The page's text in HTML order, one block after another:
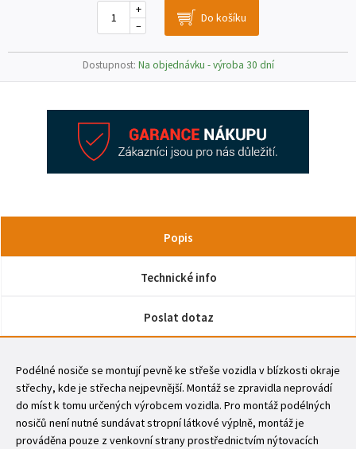
–
+
Dostupnost: Na objednávku - výroba 30 dní
Popis
Technické info
Poslat dotaz
Podélné nosiče se montují pevně ke střeše vozidla v blízkosti okraje
střechy, kde je střecha nejpevnější. Montáž se zpravidla neprovádí
do míst k tomu určených výrobcem vozidla. Pro montáž podélných
nosičů není nutné sundávat stropní látkové výplně, montáž je
prováděna pouze z venkovní strany prostřednictvím nýtovacích